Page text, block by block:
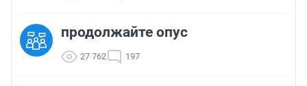
продолжайте опус
27 762 197